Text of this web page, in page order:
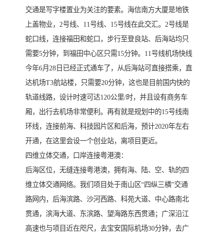
交通是写字楼置业为关注的要素。海信南方大厦是地铁
上盖物业，2号线、11号线、15号线在此交汇。2号线是
蛇口线，连接福田和蛇口，步行至登良站、后海站均只
需要5分钟，到福田中心区只需15分钟。11号线机场快线
今年6月28日已经正式通车了，从后海站可直接搭乘，直
达机场T3航站楼，只需要20分钟，这也是目前国内快的
轨道线路，设计时速可达120公里/时，并且设有商务车
厢，出行去机场非常便利。再有就是规划中的15号线南
环线，连接前海、科技园片区和后海，预计2020年左右
开通，在这里会设一个创业站，离项目更近。
四维立体交通，口岸连接粤港澳：
后海区位，无缝连接粤港澳，拥有海、陆、空、轨的四
维立体交通网络。我们项目处于南山区“四纵三横”交通
路网内，后海滨路、沙河西路、科苑大道、中心路南北
贯通，滨海大道、东滨路、望海路东西贯通；广深沿江
高速也与项目近在咫尺，去宝安国际机场30分钟，去广